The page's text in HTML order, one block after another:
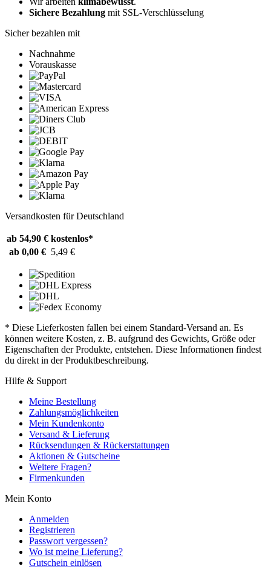
Sichere Bezahlung mit SSL-Verschlüsselung
Sicher bezahlen mit
Nachnahme
Vorauskasse
Versandkosten für Deutschland
ab 54,90 € kostenlos*
ab 0,00 € 5,49 €
* Diese Lieferkosten fallen bei einem Standard-Versand an. Es
können weitere Kosten, z. B. aufgrund des Gewichts, Größe oder
Eigenschaften der Produkte, entstehen. Diese Informationen findest
du direkt in der Produktbeschreibung.
Hilfe & Support
Meine Bestellung
Zahlungsmöglichkeiten
Mein Kundenkonto
Versand & Lieferung
Rücksendungen & Rückerstattungen
Aktionen & Gutscheine
Weitere Fragen?
Firmenkunden
Mein Konto
Anmelden
Registrieren
Passwort vergessen?
Wo ist meine Lieferung?
Gutschein einlösen